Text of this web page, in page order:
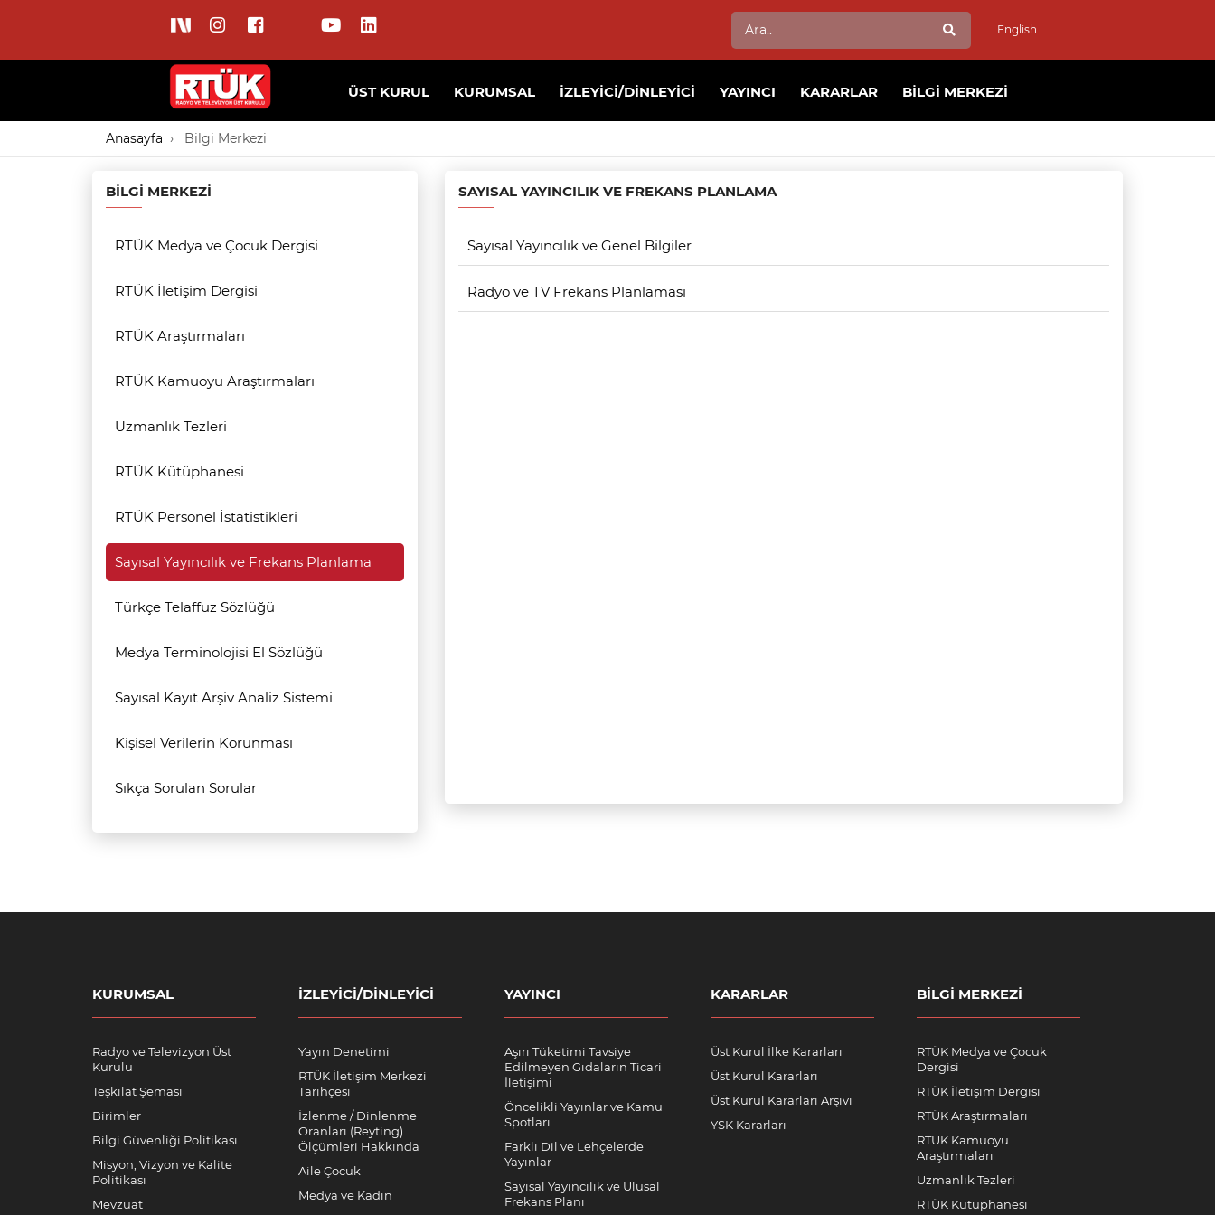
English
ÜST KURUL KURUMSAL İZLEYICI/DINLEYICI YAYINCI KARARLAR BILGI MERKEZI
Anasayfa Bilgi Merkezi
BILGI MERKEZI
RTÜK Medya ve Çocuk Dergisi
RTÜK İletişim Dergisi
RTÜK Araştırmaları
RTÜK Kamuoyu Araştırmaları
Uzmanlık Tezleri
RTÜK Kütüphanesi
RTÜK Personel İstatistikleri
Sayısal Yayıncılık ve Frekans Planlama
Türkçe Telaffuz Sözlüğü
Medya Terminolojisi El Sözlüğü
Sayısal Kayıt Arşiv Analiz Sistemi
Kişisel Verilerin Korunması
Sıkça Sorulan Sorular
SAYISAL YAYINCILIK VE FREKANS PLANLAMA
Sayısal Yayıncılık ve Genel Bilgiler
Radyo ve TV Frekans Planlaması
KURUMSAL
Radyo ve Televizyon Üst
Kurulu
Teşkilat Şeması
Birimler
Bilgi Güvenliği Politikası
Misyon, Vizyon ve Kalite
Politikası
Mevzuat
İZLEYICI/DINLEYICI
Yayın Denetimi
RTÜK İletişim Merkezi
Tarihçesi
İzlenme / Dinlenme
Oranları (Reyting)
Ölçümleri Hakkında
Aile Çocuk
Medya ve Kadın
YAYINCI
Aşırı Tüketimi Tavsiye
Edilmeyen Gıdaların Ticari
İletişimi
Öncelikli Yayınlar ve Kamu
Spotları
Farklı Dil ve Lehçelerde
Yayınlar
Sayısal Yayıncılık ve Ulusal
Frekans Planı
KARARLAR
Üst Kurul İlke Kararları
Üst Kurul Kararları
Üst Kurul Kararları Arşivi
YSK Kararları
BILGI MERKEZI
RTÜK Medya ve Çocuk
Dergisi
RTÜK İletişim Dergisi
RTÜK Araştırmaları
RTÜK Kamuoyu
Araştırmaları
Uzmanlık Tezleri
RTÜK Kütüphanesi